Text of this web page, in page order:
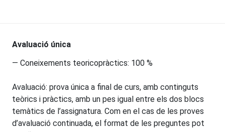
Avaluació única
— Coneixements teoricopràctics: 100 %
Avaluació: prova única a final de curs, amb continguts
teòrics i pràctics, amb un pes igual entre els dos blocs
temàtics de l’assignatura. Com en el cas de les proves
d’avaluació continuada, el format de les preguntes pot